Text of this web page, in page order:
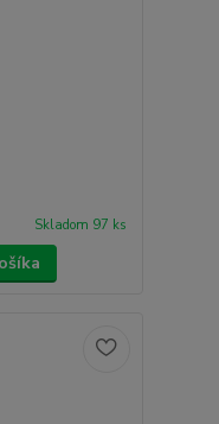
Skladom 97 ks